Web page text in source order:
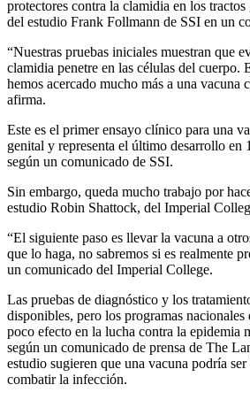
protectores contra la clamidia en los
del estudio Frank Follmann de SSI en un
“Nuestras pruebas iniciales muestran que
clamidia penetre en las células del cuerpo.
hemos acercado mucho más a una vacuna
afirma.
Este es el primer ensayo clínico para una
genital y representa el último desarrollo en
según un comunicado de SSI.
Sin embargo, queda mucho trabajo por
estudio Robin Shattock, del Imperial
“El siguiente paso es llevar la vacuna a
que lo haga, no sabremos si es realmente
un comunicado del Imperial College.
Las pruebas de diagnóstico y los
disponibles, pero los programas
poco efecto en la lucha contra la epidemia
según un comunicado de prensa de The
estudio sugieren que una vacuna podría
combatir la infección.